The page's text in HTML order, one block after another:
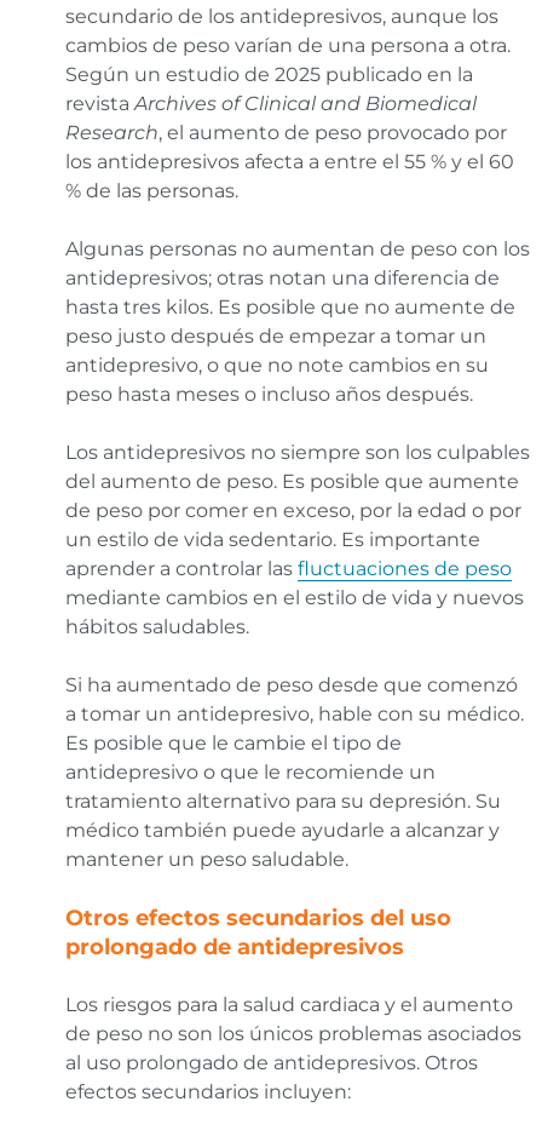
secundario de los antidepresivos, aunque los
cambios de peso varían de una persona a otra.
Según un estudio de 2025 publicado en la
revista Archives of Clinical and Biomedical
Research, el aumento de peso provocado por
los antidepresivos afecta a entre el 55 % y el 60
% de las personas.
Algunas personas no aumentan de peso con los
antidepresivos; otras notan una diferencia de
hasta tres kilos. Es posible que no aumente de
peso justo después de empezar a tomar un
antidepresivo, o que no note cambios en su
peso hasta meses o incluso años después.
Los antidepresivos no siempre son los culpables
del aumento de peso. Es posible que aumente
de peso por comer en exceso, por la edad o por
un estilo de vida sedentario. Es importante
aprender a controlar las fluctuaciones de peso
mediante cambios en el estilo de vida y nuevos
hábitos saludables.
Si ha aumentado de peso desde que comenzó
a tomar un antidepresivo, hable con su médico.
Es posible que le cambie el tipo de
antidepresivo o que le recomiende un
tratamiento alternativo para su depresión. Su
médico también puede ayudarle a alcanzar y
mantener un peso saludable.
Otros efectos secundarios del uso
prolongado de antidepresivos
Los riesgos para la salud cardiaca y el aumento
de peso no son los únicos problemas asociados
al uso prolongado de antidepresivos. Otros
efectos secundarios incluyen: